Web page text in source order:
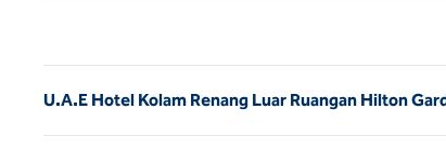
U.A.E Hotel Kolam Renang Luar Ruangan Hilton